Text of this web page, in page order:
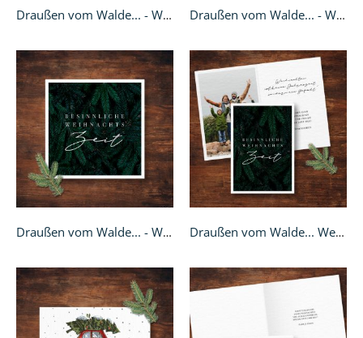
Draußen vom Walde... - Weihnachtskarte A6 Draußen vom Walde... - Weihnachtskarte Klappkarte quadratisch
Draußen vom Walde... - Weihnachtskarte quadratisch Draußen vom Walde... Weihnachtskarte - A6 Klappkarte